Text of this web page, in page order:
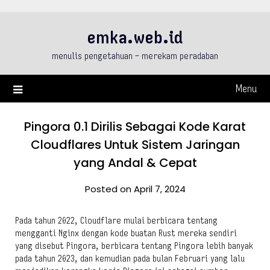
emka.web.id
menulis pengetahuan – merekam peradaban
Menu
Pingora 0.1 Dirilis Sebagai Kode Karat
Cloudflares Untuk Sistem Jaringan
yang Andal & Cepat
Posted on April 7, 2024
Pada tahun 2022, Cloudflare mulai berbicara tentang
mengganti Nginx dengan kode buatan Rust mereka sendiri
yang disebut Pingora, berbicara tentang Pingora lebih banyak
pada tahun 2023, dan kemudian pada bulan Februari yang lalu